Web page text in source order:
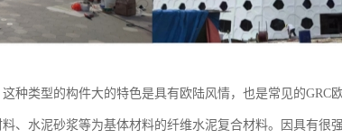
种类型的构件大的特色是具有欧陆风情，也是常见的GRC
、水泥砂浆等为基体材料的纤维水泥复合材料。因具有很